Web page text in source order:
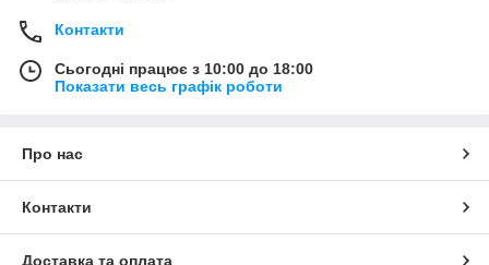
Контакти
Сьогодні працює з 10:00 до 18:00
Показати весь графік роботи
Про нас
Контакти
Доставка та оплата